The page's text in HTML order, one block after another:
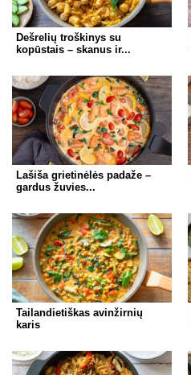
Dešrelių troškinys su
kopūstais – skanus ir...
Lašiša grietinėlės padaže –
gardus žuvies...
Tailandietiškas avinžirnių
karis